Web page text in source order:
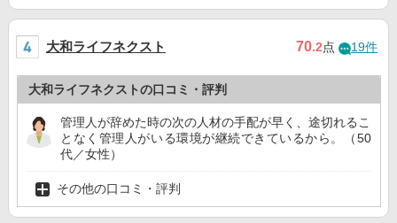
大和ライフネクスト 70.2点 19件
大和ライフネクストの口コミ・評判
管理人が辞めた時の次の人材の手配が早く、途切れるこ
となく管理人がいる環境が継続できているから。（50
代／女性）
その他の口コミ・評判